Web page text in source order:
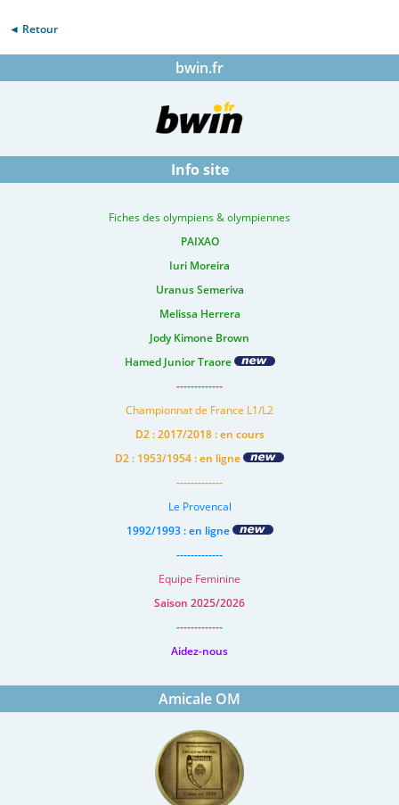
◄ Retour
bwin.fr
Info site
Fiches des olympiens & olympiennes
PAIXAO
Iuri Moreira
Uranus Semeriva
Melissa Herrera
Jody Kimone Brown
Hamed Junior Traore
-------------
Championnat de France L1/L2
D2 : 2017/2018 : en cours
D2 : 1953/1954 : en ligne
-------------
Le Provencal
1992/1993 : en ligne
-------------
Equipe Feminine
Saison 2025/2026
-------------
Aidez-nous
Amicale OM